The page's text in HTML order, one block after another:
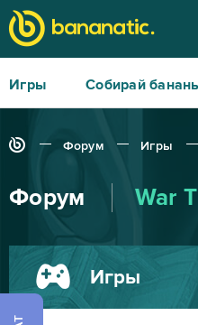
Игры Собирай
Форум Игры
Форум War
Игры